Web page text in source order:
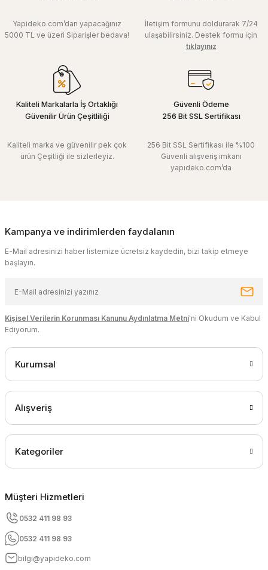
Yapideko.com’dan yapacağınız
5000 TL ve üzeri Siparişler bedava!
İletişim formunu doldurarak 7/24
ulaşabilirsiniz. Destek formu için
tıklayınız
Kaliteli Markalarla İş Ortaklığı
Güvenilir Ürün Çeşitliliği
Kaliteli marka ve güvenilir pek çok
ürün Çeşitliği ile sizlerleyiz.
Güvenli Ödeme
256 Bit SSL Sertifikası
256 Bit SSL Sertifikası ile %100
Güvenli alışveriş imkanı
yapıdeko.com’da
Kampanya ve indirimlerden faydalanın
E-Mail adresinizi haber listemize ücretsiz kaydedin, bizi takip etmeye
başlayın.
Kişisel Verilerin Korunması Kanunu Aydınlatma Metni'ni Okudum ve Kabul
Ediyorum.
Kurumsal
Alışveriş
Kategoriler
Müşteri Hizmetleri
0532 411 98 93
0532 411 98 93
bilgi@yapideko.com